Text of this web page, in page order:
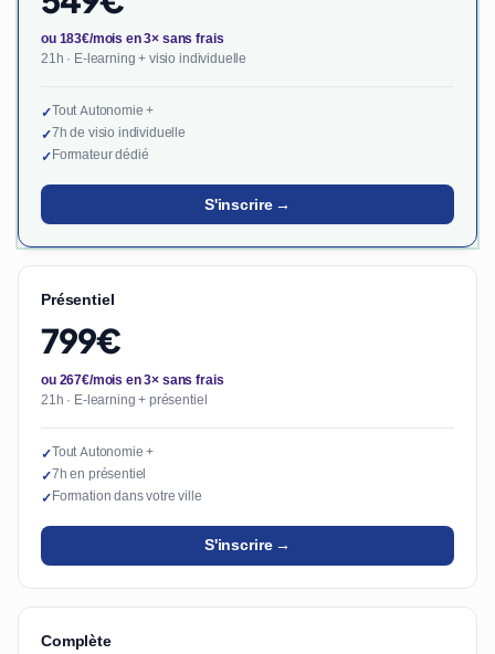
ou 183€/mois en 3× sans frais
21h · E-learning + visio individuelle
✓Tout Autonomie +
✓7h de visio individuelle
✓Formateur dédié
S'inscrire →
Présentiel
799€
ou 267€/mois en 3× sans frais
21h · E-learning + présentiel
✓Tout Autonomie +
✓7h en présentiel
✓Formation dans votre ville
S'inscrire →
Complète